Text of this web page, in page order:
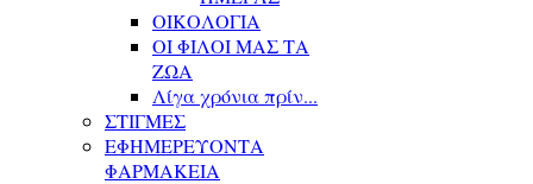
ΟΙΚΟΛΟΓΙΑ
ΟΙ ΦΙΛΟΙ ΜΑΣ ΤΑ
ΖΩΑ
Λίγα χρόνια πρίν...
ΣΤΙΓΜΕΣ
ΕΦΗΜΕΡΕΥΟΝΤΑ
ΦΑΡΜΑΚΕΙΑ